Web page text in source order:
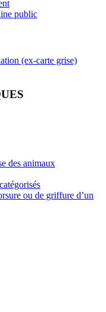
public
(ex-carte grise)
des animaux
ou de griffure d’un